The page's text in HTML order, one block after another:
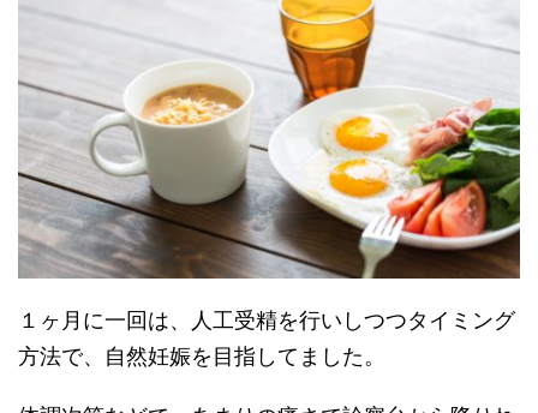
１ヶ月に一回は、人工受精を行いしつつタイミング
方法で、自然妊娠を目指してました。